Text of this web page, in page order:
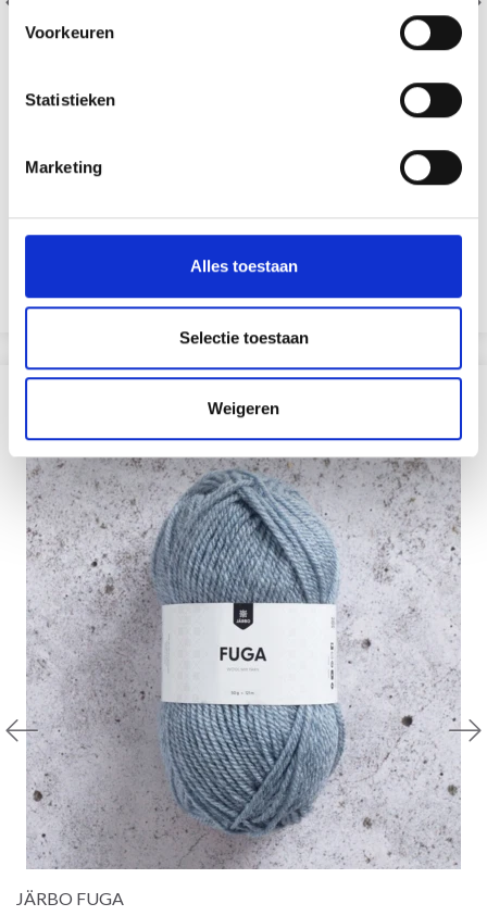
Voorkeuren
Statistieken
Marketing
Alles toestaan
Selectie toestaan
Weigeren
Aanbieding verloopt 31/08/2026
Bekijk alle opties
ANDEREN KOCHTEN OOK
JÄRBO FUGA